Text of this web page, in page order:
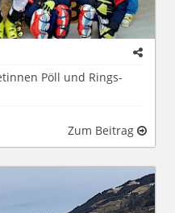
Pöll und Rings-
Zum Beitrag